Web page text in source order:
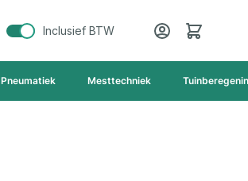
Inclusief BTW Cart
Pneumatiek Mesttechniek